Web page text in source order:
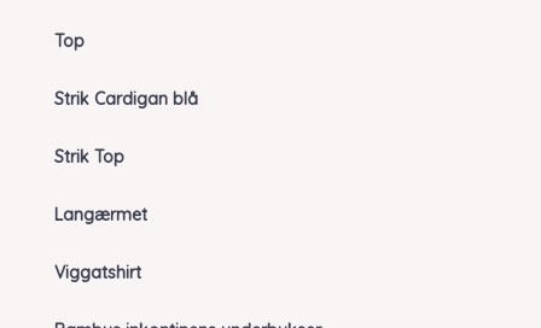
Top
Strik Cardigan blå
Strik Top
Langærmet
Viggatshirt